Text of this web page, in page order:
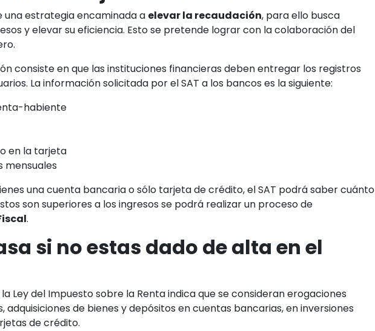
una estrategia encaminada a elevar la recaudación, para ello busca
y elevar su eficiencia. Esto se pretende lograr con la colaboración del
consiste en que las instituciones financieras deben entregar los registros
La información solicitada por el SAT a los bancos es la siguiente:
habiente
en la tarjeta
mensuales
una cuenta bancaria o sólo tarjeta de crédito, el SAT podrá saber cuánto
son superiores a los ingresos se podrá realizar un proceso de
.
si no estas dado de alta en el
la Ley del Impuesto sobre la Renta indica que se consideran erogaciones
adquisiciones de bienes y depósitos en cuentas bancarias, en inversiones
de crédito.